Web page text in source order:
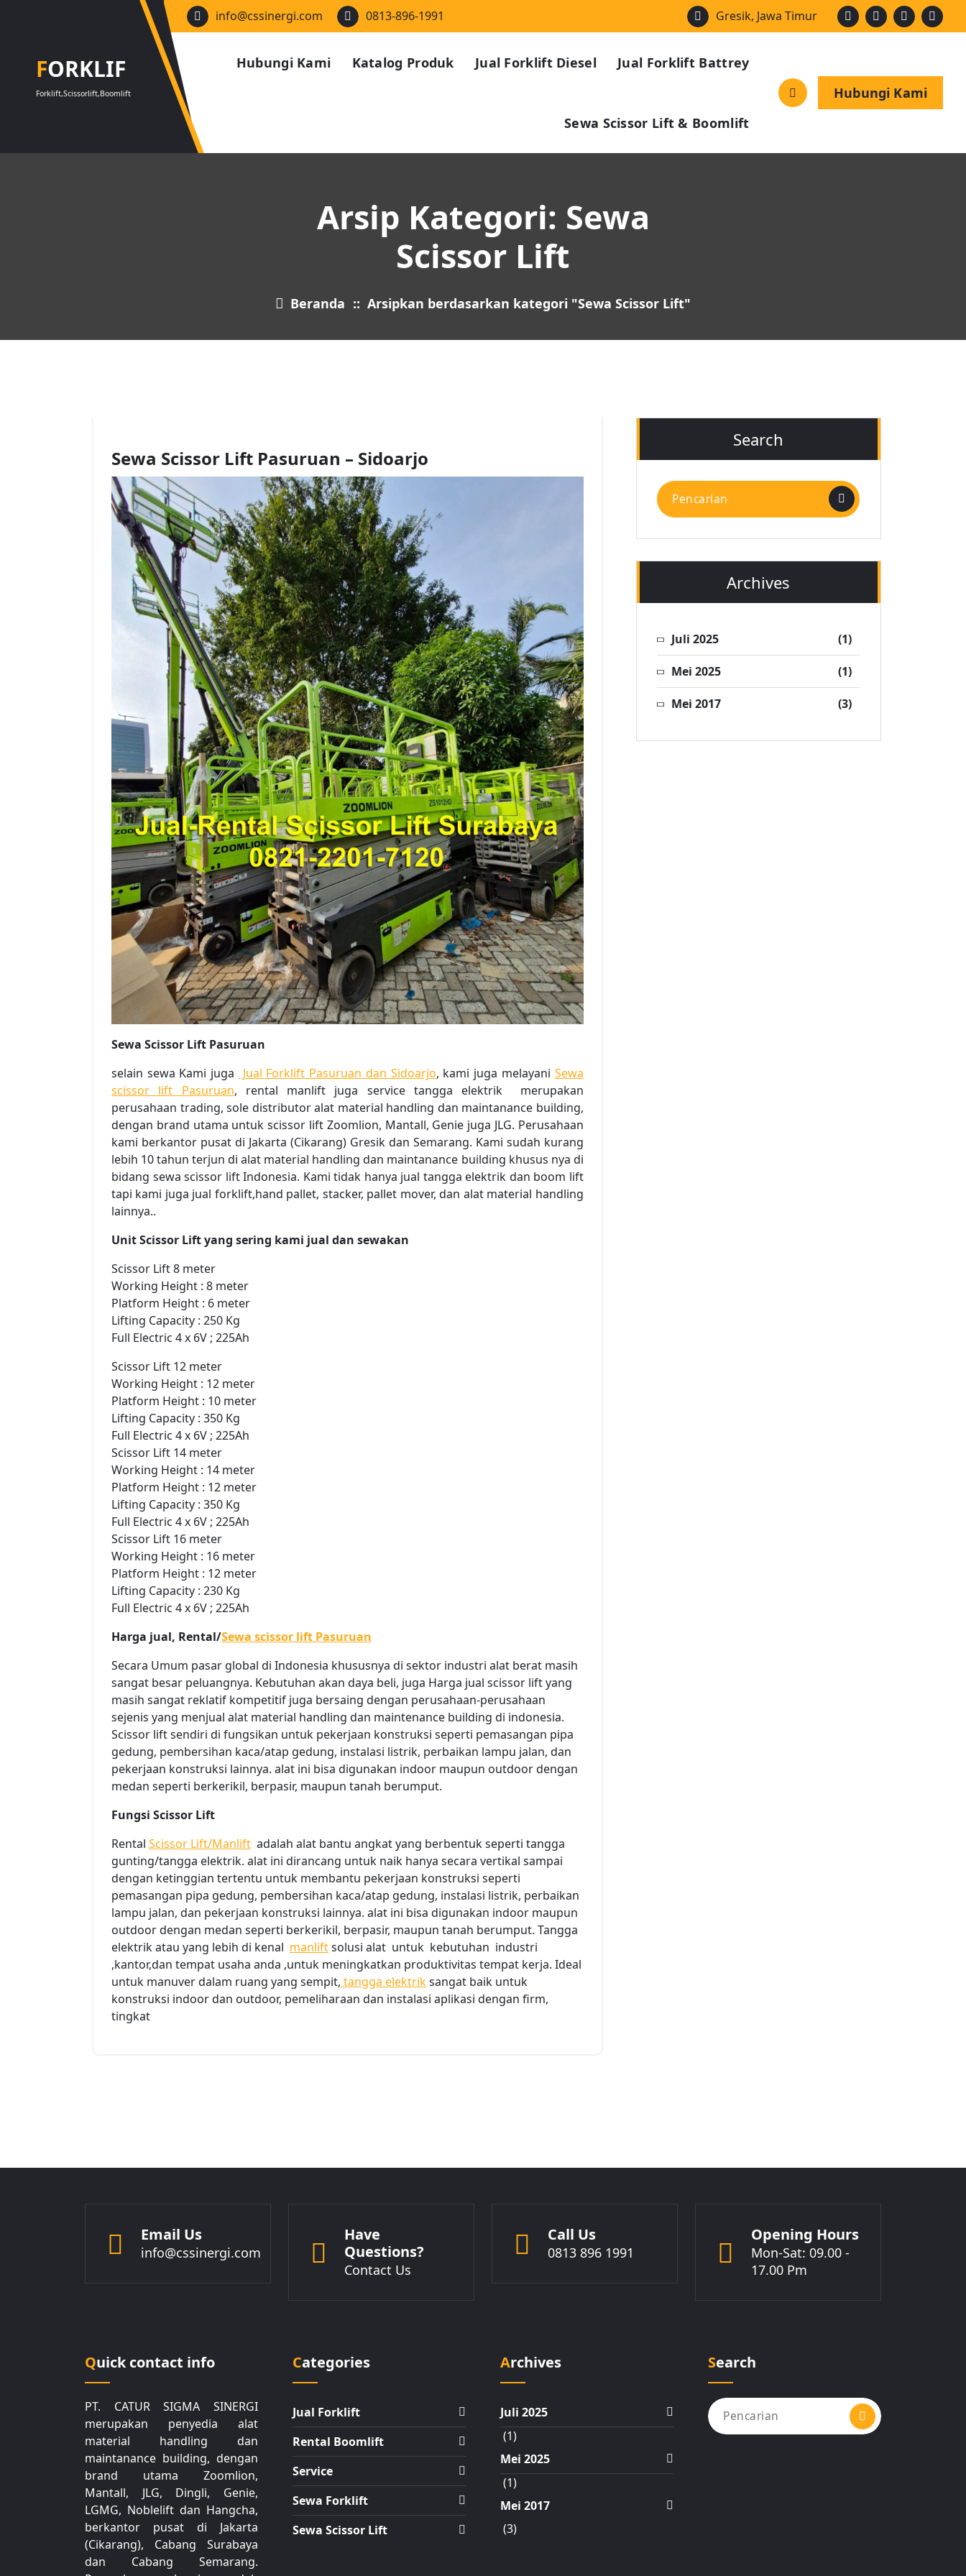
FORKLIF
Forklift,Scissorlift,Boomlift
info@cssinergi.com 0813-896-1991 Gresik, Jawa Timur
Hubungi Kami Katalog Produk Jual Forklift Diesel Jual Forklift Battrey
Sewa Scissor Lift & Boomlift
Hubungi Kami
Arsip Kategori: Sewa
Scissor Lift
Beranda :: Arsipkan berdasarkan kategori "Sewa Scissor Lift"
Sewa Scissor Lift Pasuruan – Sidoarjo
Sewa Scissor Lift Pasuruan
selain sewa Kami juga
Jual Forklift Pasuruan dan Sidoarjo, kami juga melayani Sewa
scissor lift Pasuruan, rental manlift juga service tangga elektrik merupakan
perusahaan trading, sole distributor alat material handling dan maintanance building,
dengan brand utama untuk scissor lift Zoomlion, Mantall, Genie juga JLG. Perusahaan
kami berkantor pusat di Jakarta (Cikarang) Gresik dan Semarang. Kami sudah kurang
lebih 10 tahun terjun di alat material handling dan maintanance building khusus nya di
bidang sewa scissor lift Indonesia. Kami tidak hanya jual tangga elektrik dan boom lift
tapi kami juga jual forklift,hand pallet, stacker, pallet mover, dan alat material handling
lainnya..
Unit Scissor Lift yang sering kami jual dan sewakan
Scissor Lift 8 meter
Working Height : 8 meter
Platform Height : 6 meter
Lifting Capacity : 250 Kg
Full Electric 4 x 6V ; 225Ah
Scissor Lift 12 meter
Working Height : 12 meter
Platform Height : 10 meter
Lifting Capacity : 350 Kg
Full Electric 4 x 6V ; 225Ah
Scissor Lift 14 meter
Working Height : 14 meter
Platform Height : 12 meter
Lifting Capacity : 350 Kg
Full Electric 4 x 6V ; 225Ah
Scissor Lift 16 meter
Working Height : 16 meter
Platform Height : 12 meter
Lifting Capacity : 230 Kg
Full Electric 4 x 6V ; 225Ah
Harga jual, Rental/Sewa scissor lift Pasuruan
Secara Umum pasar global di Indonesia khususnya di sektor industri alat berat masih
sangat besar peluangnya. Kebutuhan akan daya beli, juga Harga jual scissor lift yang
masih sangat reklatif kompetitif juga bersaing dengan perusahaan-perusahaan
sejenis yang menjual alat material handling dan maintenance building di indonesia.
Scissor lift sendiri di fungsikan untuk pekerjaan konstruksi seperti pemasangan pipa
gedung, pembersihan kaca/atap gedung, instalasi listrik, perbaikan lampu jalan, dan
pekerjaan konstruksi lainnya. alat ini bisa digunakan indoor maupun outdoor dengan
medan seperti berkerikil, berpasir, maupun tanah berumput.
Fungsi Scissor Lift
Rental Scissor Lift/Manlift adalah alat bantu angkat yang berbentuk seperti tangga
gunting/tangga elektrik. alat ini dirancang untuk naik hanya secara vertikal sampai
dengan ketinggian tertentu untuk membantu pekerjaan konstruksi seperti
pemasangan pipa gedung, pembersihan kaca/atap gedung, instalasi listrik, perbaikan
lampu jalan, dan pekerjaan konstruksi lainnya. alat ini bisa digunakan indoor maupun
outdoor dengan medan seperti berkerikil, berpasir, maupun tanah berumput. Tangga
elektrik atau yang lebih di kenal manliftsolusi alat untuk kebutuhan industri
,kantor,dan tempat usaha anda ,untuk meningkatkan produktivitas tempat kerja. Ideal
untuk manuver dalam ruang yang sempit, tangga elektriksangat baik untuk
konstruksi indoor dan outdoor, pemeliharaan dan instalasi aplikasi dengan firm,
tingkat
Search
Pencarian
untuk:
Archives
Juli 2025 (1)
Mei 2025 (1)
Mei 2017 (3)
Email Us
info@cssinergi.com
Have
Questions?
Contact Us
Call Us
0813 896 1991
Opening Hours
Mon-Sat: 09.00 -
17.00 Pm
Quick contact info
PT. CATUR SIGMA SINERGI
merupakan penyedia alat
material handling dan
maintanance building, dengan
brand utama Zoomlion,
Mantall, JLG, Dingli, Genie,
LGMG, Noblelift dan Hangcha,
berkantor pusat di Jakarta
(Cikarang), Cabang Surabaya
dan Cabang Semarang.
Categories
Jual Forklift
Rental Boomlift
Service
Sewa Forklift
Sewa Scissor Lift
Archives
Juli 2025
(1)
Mei 2025
(1)
Mei 2017
(3)
Search
Pencarian
untuk: